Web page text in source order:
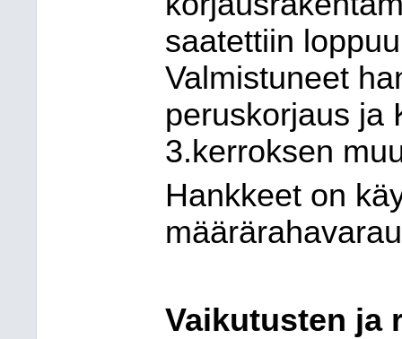
saatettiin
Valmistuneet
peruskorjaus ja
3.kerroksen
Hankkeet on
Vaikutusten ja